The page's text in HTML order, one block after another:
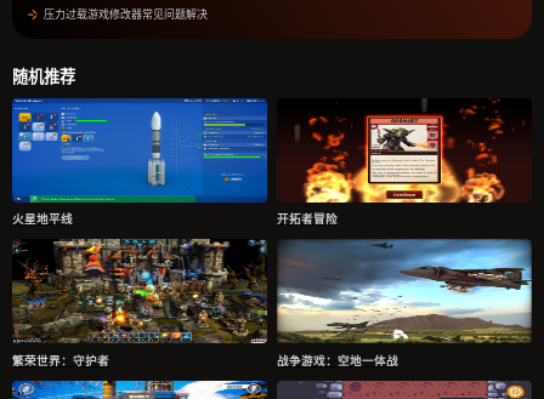
压力过载游戏修改器常见问题解决
随机推荐
火星地平线 开拓者冒险
繁荣世界：守护者 战争游戏：空地一体战